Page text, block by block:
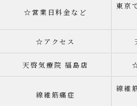
☆営業日料金など
東京
☆アクセス
天啓気療院 福島店
線維筋痛症
線維